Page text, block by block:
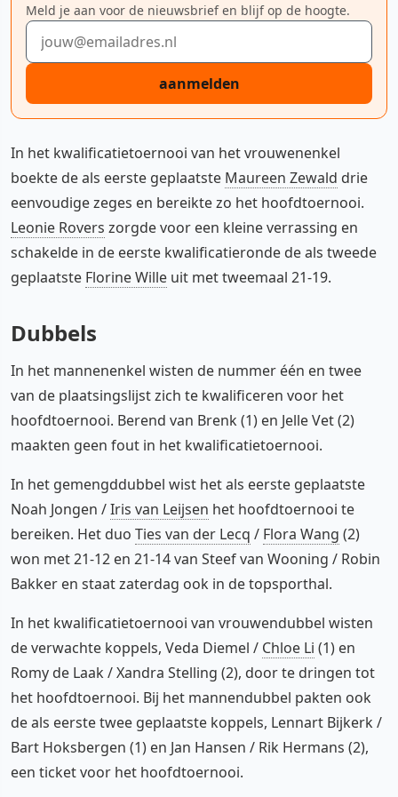
Meld je aan voor de nieuwsbrief en blijf op de hoogte.
E-mailadres
aanmelden
In het kwalificatietoernooi van het vrouwenenkel
boekte de als eerste geplaatste Maureen Zewald drie
eenvoudige zeges en bereikte zo het hoofdtoernooi.
Leonie Rovers zorgde voor een kleine verrassing en
schakelde in de eerste kwalificatieronde de als tweede
geplaatste Florine Wille uit met tweemaal 21-19.
Dubbels
In het mannenenkel wisten de nummer één en twee
van de plaatsingslijst zich te kwalificeren voor het
hoofdtoernooi. Berend van Brenk (1) en Jelle Vet (2)
maakten geen fout in het kwalificatietoernooi.
In het gemengddubbel wist het als eerste geplaatste
Noah Jongen /Iris van Leijsen het hoofdtoernooi te
bereiken. Het duo Ties van der Lecq / Flora Wang (2)
won met 21-12 en 21-14 van Steef van Wooning / Robin
Bakker en staat zaterdag ook in de topsporthal.
In het kwalificatietoernooi van vrouwendubbel wisten
de verwachte koppels, Veda Diemel / Chloe Li (1) en
Romy de Laak / Xandra Stelling (2), door te dringen tot
het hoofdtoernooi. Bij het mannendubbel pakten ook
de als eerste twee geplaatste koppels, Lennart Bijkerk /
Bart Hoksbergen (1) en Jan Hansen / Rik Hermans (2),
een ticket voor het hoofdtoernooi.